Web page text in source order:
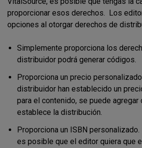
proporcionar esos derechos. Los
opciones al otorgar derechos de
Simplemente proporciona los
distribuidor podrá generar códigos.
Proporciona un precio
distribuidor han establecido un
para el contenido, se puede agregar
establece la distribución.
Proporciona un ISBN personalizado.
es posible que el editor quiera que